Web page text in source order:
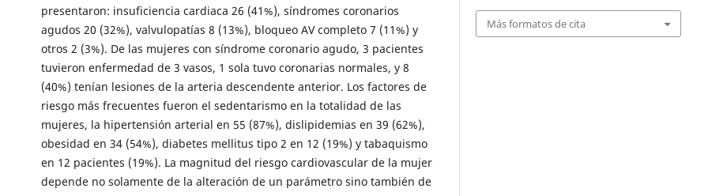
presentaron: insuficiencia cardiaca 26 (41%), síndromes coronarios
agudos 20 (32%), valvulopatías 8 (13%), bloqueo AV completo 7 (11%) y
otros 2 (3%). De las mujeres con síndrome coronario agudo, 3 pacientes
tuvieron enfermedad de 3 vasos, 1 sola tuvo coronarias normales, y 8
(40%) tenían lesiones de la arteria descendente anterior. Los factores de
riesgo más frecuentes fueron el sedentarismo en la totalidad de las
mujeres, la hipertensión arterial en 55 (87%), dislipidemias en 39 (62%),
obesidad en 34 (54%), diabetes mellitus tipo 2 en 12 (19%) y tabaquismo
en 12 pacientes (19%). La magnitud del riesgo cardiovascular de la mujer
depende no solamente de la alteración de un parámetro sino también de
Más formatos de cita